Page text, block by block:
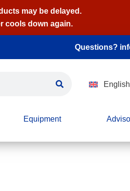
may be delayed.
cools down again.
Questions?
English
Equipment